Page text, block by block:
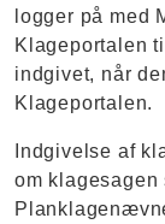
logger på med
Klageportalen
indgivet, når
Klageportalen.
Indgivelse af
om